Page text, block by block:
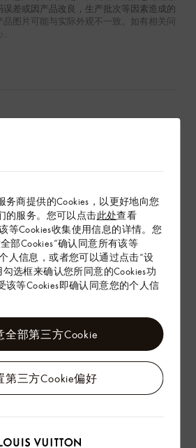
务商提供的Cookies，以更好地向您
的服务。您可以点击此处查看
等Cookies收集使用信息的详情。您
部Cookies”确认同意所有该等
人信息，或者您可以通过点击“设
勾选框来确认您所同意的Cookies功
该等Cookies即确认同意您的个人信
第三方Cookie偏好
全部第三方Cookie
差或因产品改良，生产批次等因素造成的
图片可能与实际外观不一致。如有相关问